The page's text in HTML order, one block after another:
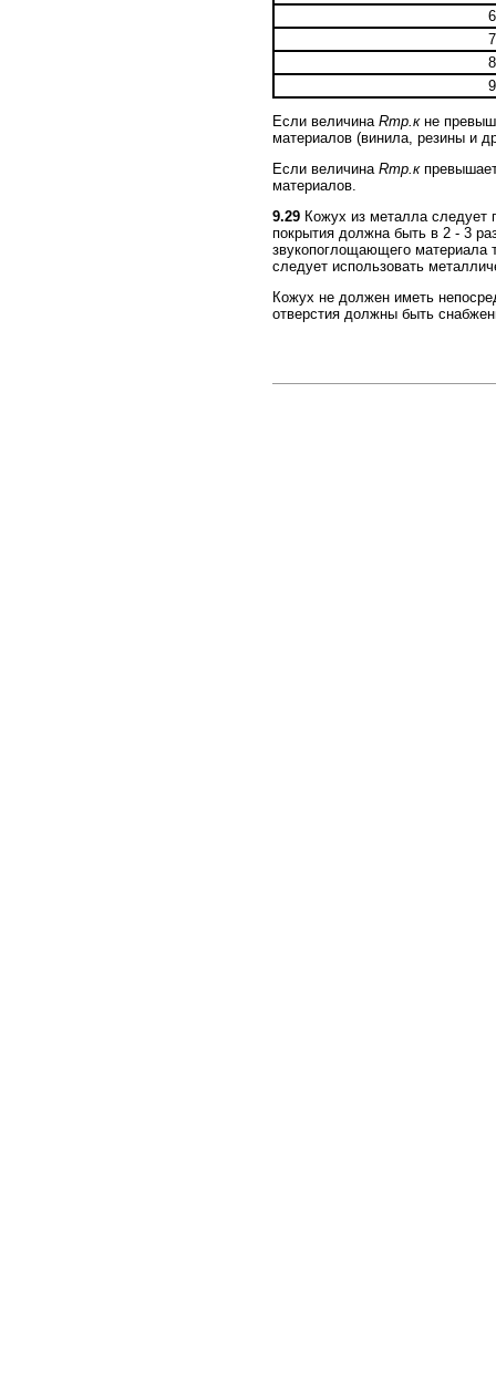
6
7
8
9
Если величина Rтр.кне
материалов (винила, резины и
Если величина Rтр.к
материалов.
9.29 Кожух из металла
покрытия должна быть в 2 - 3
звукопоглощающего материала
следует использовать
Кожух не должен иметь
отверстия должны быть